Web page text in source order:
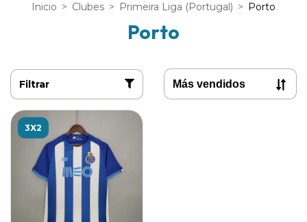
Inicio > Clubes > Primeira Liga (Portugal) > Porto
Porto
Filtrar
3X2